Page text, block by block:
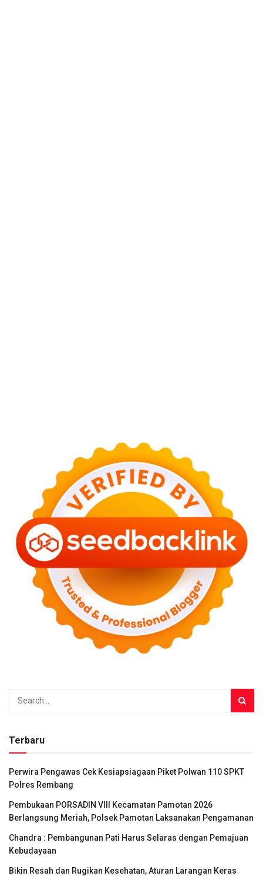
Terbaru
Perwira Pengawas Cek Kesiapsiagaan Piket Polwan 110 SPKT
Polres Rembang
Pembukaan PORSADIN VIII Kecamatan Pamotan 2026
Berlangsung Meriah, Polsek Pamotan Laksanakan Pengamanan
Chandra : Pembangunan Pati Harus Selaras dengan Pemajuan
Kebudayaan
Bikin Resah dan Rugikan Kesehatan, Aturan Larangan Keras